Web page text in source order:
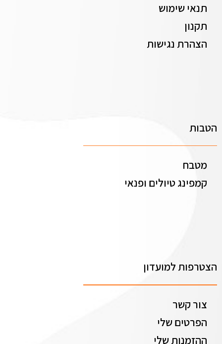
תנאי שימוש
תקנון
הצהרת נגישות
הטבות
מטבח
קמפינג טיולים ופנאי
הצטרפות למועדון
צור קשר
הפרטים שלי
ההזמנות שלי